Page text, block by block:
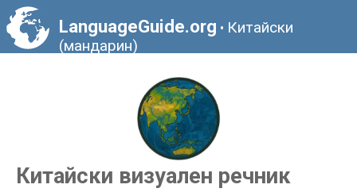
LanguageGuide.org • Китайски
(мандарин)
Китайски визуален речник